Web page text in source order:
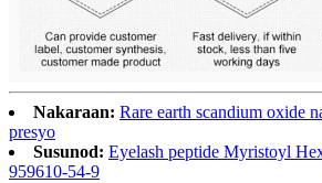
Nakaraan: Rare earth scandium oxide
presyo
Susunod: Eyelash peptide Myristoyl
959610-54-9